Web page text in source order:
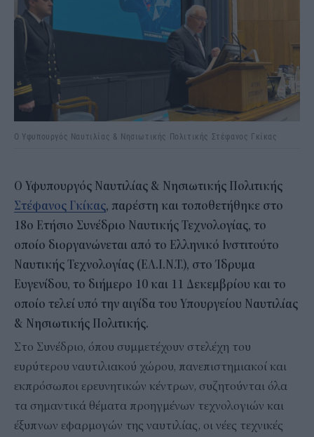
Ο Υφυπουργός Ναυτιλίας & Νησιωτικής Πολιτικής Στέφανος Γκίκας
Ο Υφυπουργός Ναυτιλίας & Νησιωτικής Πολιτικής
Στέφανος Γκίκας, παρέστη και τοποθετήθηκε στο
18ο Ετήσιο Συνέδριο Ναυτικής Τεχνολογίας, το
οποίο διοργανώνεται από το Ελληνικό Ινστιτούτο
Ναυτικής Τεχνολογίας (ΕΛ.Ι.Ν.Τ.), στο Ίδρυμα
Ευγενίδου, το διήμερο 10 και 11 Δεκεμβρίου και το
οποίο τελεί υπό την αιγίδα του Υπουργείου Ναυτιλίας
& Νησιωτικής Πολιτικής.
Στο Συνέδριο, όπου συμμετέχουν στελέχη του
ευρύτερου ναυτιλιακού χώρου, πανεπιστημιακοί και
εκπρόσωποι ερευνητικών κέντρων, συζητούνται όλα
τα σημαντικά θέματα προηγμένων τεχνολογιών και
έξυπνων εφαρμογών της ναυτιλίας, οι νέες τεχνικές